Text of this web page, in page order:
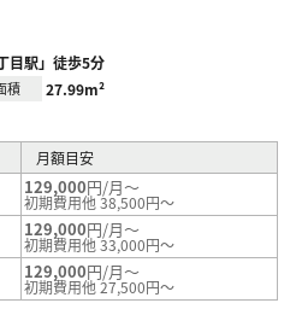
目駅」徒歩5分
積 27.99m²
月額目安
129,000円/月～
初期費用他 38,500円～
129,000円/月～
初期費用他 33,000円～
129,000円/月～
初期費用他 27,500円～